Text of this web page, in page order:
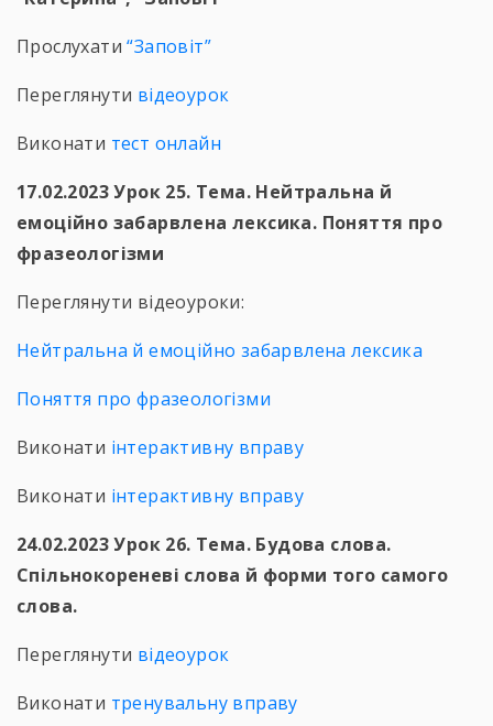
Прослухати “Заповіт”
Переглянути відеоурок
Виконати тест онлайн
17.02.2023 Урок 25. Тема. Нейтральна й
емоційно забарвлена лексика. Поняття про
фразеологізми
Переглянути відеоуроки:
Нейтральна й емоційно забарвлена лексика
Поняття про фразеологізми
Виконати інтерактивну вправу
Виконати інтерактивну вправу
24.02.2023 Урок 26. Тема. Будова слова.
Спільнокореневі слова й форми того самого
слова.
Переглянути відеоурок
Виконати тренувальну вправу